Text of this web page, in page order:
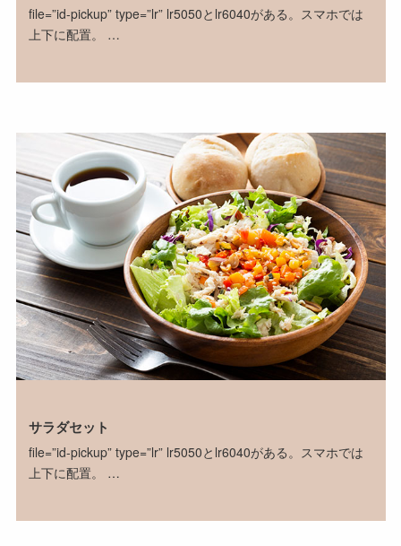
file=”id-pickup” type=”lr” lr5050とlr6040がある。スマホでは
上下に配置。 …
サラダセット
file=”id-pickup” type=”lr” lr5050とlr6040がある。スマホでは
上下に配置。 …